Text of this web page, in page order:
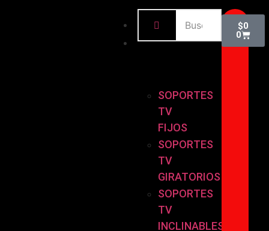
INICIO
BASES
SOPORTES
TV
FIJOS
SOPORTES
TV
GIRATORIOS
SOPORTES
TV
INCLINABLES
$0
0